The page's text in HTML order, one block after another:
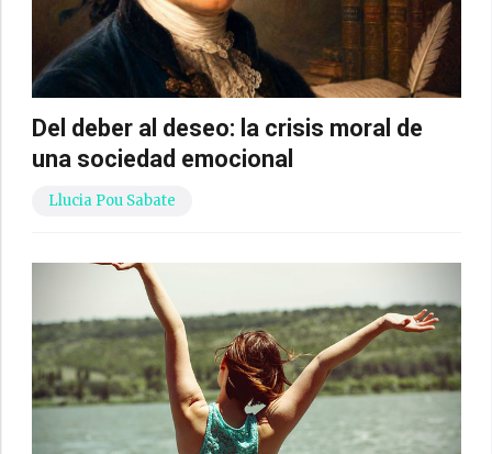
Del deber al deseo: la crisis moral de
una sociedad emocional
Llucia Pou Sabate